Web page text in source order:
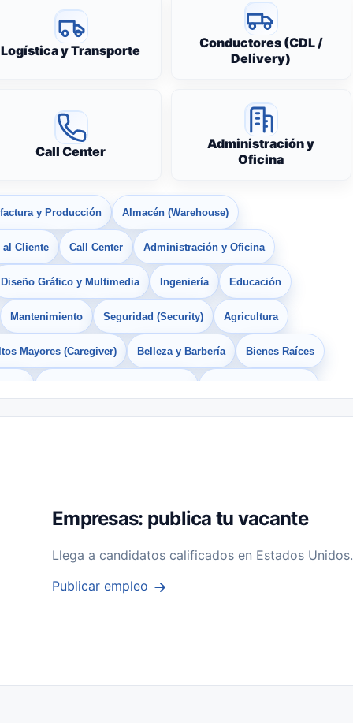
Logística y Transporte
Conductores (CDL /
Delivery)
Call Center
Administración y
Oficina
y Producción Almacén (Warehouse)
al Cliente Call Center Administración y Oficina
Diseño Gráfico y Multimedia Ingeniería Educación
Mantenimiento Seguridad (Security) Agricultura
Mayores (Caregiver) Belleza y Barbería Bienes Raíces
Bilingües (English/Spanish) Sin Experiencia
Empresas: publica tu vacante
Llega a candidatos calificados en Estados Unidos.
Publicar empleo